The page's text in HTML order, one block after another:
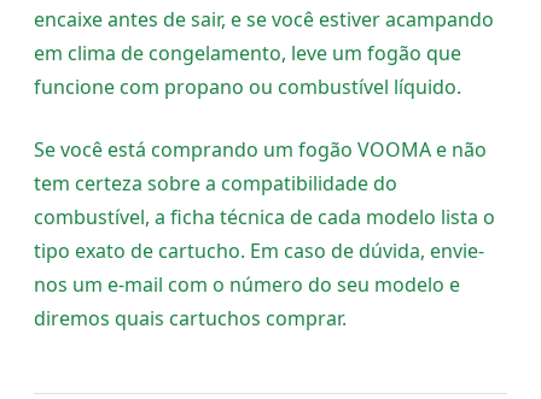
encaixe antes de sair, e se você estiver acampando
em clima de congelamento, leve um fogão que
funcione com propano ou combustível líquido.
Se você está comprando um fogão VOOMA e não
tem certeza sobre a compatibilidade do
combustível, a ficha técnica de cada modelo lista o
tipo exato de cartucho. Em caso de dúvida, envie-
nos um e-mail com o número do seu modelo e
diremos quais cartuchos comprar.